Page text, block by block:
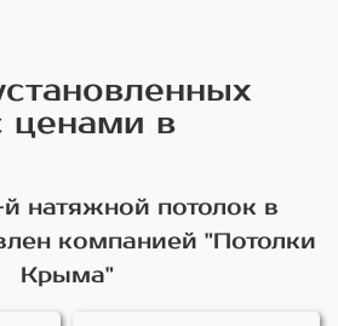
ценами в
натяжной потолок в
компанией "Потолки
Крыма"